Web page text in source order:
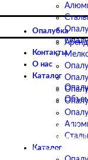
Контакты
О нас
Каталог
+7-495-320-65-62
Info@monolit-
БЦ «СК Роял»
Опалубка
Каталог